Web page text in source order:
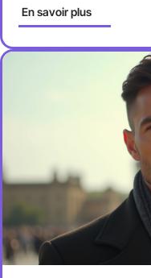
En savoir plus